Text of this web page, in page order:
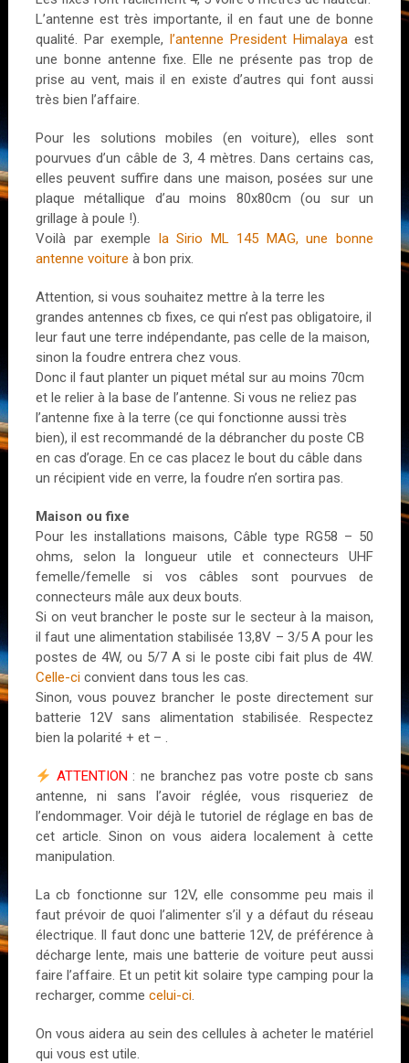
L’antenne est très importante, il en faut une de bonne
qualité. Par exemple, l’antenne President Himalaya est
une bonne antenne fixe. Elle ne présente pas trop de
prise au vent, mais il en existe d’autres qui font aussi
très bien l’affaire.
Pour les solutions mobiles (en voiture), elles sont
pourvues d’un câble de 3, 4 mètres. Dans certains cas,
elles peuvent suffire dans une maison, posées sur une
plaque métallique d’au moins 80x80cm (ou sur un
grillage à poule !).
Voilà par exemple la Sirio ML 145 MAG, une bonne
antenne voiture à bon prix.
Attention, si vous souhaitez mettre à la terre les
grandes antennes cb fixes, ce qui n’est pas obligatoire, il
leur faut une terre indépendante, pas celle de la maison,
sinon la foudre entrera chez vous.
Donc il faut planter un piquet métal sur au moins 70cm
et le relier à la base de l’antenne. Si vous ne reliez pas
l’antenne fixe à la terre (ce qui fonctionne aussi très
bien), il est recommandé de la débrancher du poste CB
en cas d’orage. En ce cas placez le bout du câble dans
un récipient vide en verre, la foudre n’en sortira pas.
Maison ou fixe
Pour les installations maisons, Câble type RG58 – 50
ohms, selon la longueur utile et connecteurs UHF
femelle/femelle si vos câbles sont pourvues de
connecteurs mâle aux deux bouts.
Si on veut brancher le poste sur le secteur à la maison,
il faut une alimentation stabilisée 13,8V – 3/5 A pour les
postes de 4W, ou 5/7 A si le poste cibi fait plus de 4W.
Celle-ciconvient dans tous les cas.
Sinon, vous pouvez brancher le poste directement sur
batterie 12V sans alimentation stabilisée. Respectez
bien la polarité + et – .
ATTENTION : ne branchez pas votre poste cb sans
antenne, ni sans l’avoir réglée, vous risqueriez de
l’endommager. Voir déjà le tutoriel de réglage en bas de
cet article. Sinon on vous aidera localement à cette
manipulation.
La cb fonctionne sur 12V, elle consomme peu mais il
faut prévoir de quoi l’alimenter s’il y a défaut du réseau
électrique. Il faut donc une batterie 12V, de préférence à
décharge lente, mais une batterie de voiture peut aussi
faire l’affaire. Et un petit kit solaire type camping pour la
recharger, comme celui-ci.
On vous aidera au sein des cellules à acheter le matériel
qui vous est utile.